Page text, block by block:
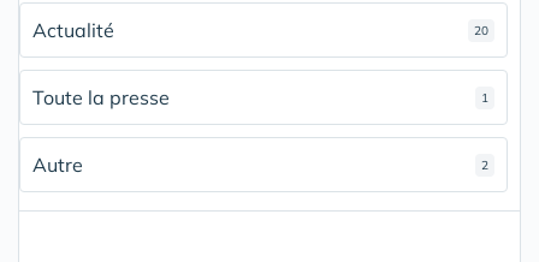
Actualité 20
Toute la presse 1
Autre 2